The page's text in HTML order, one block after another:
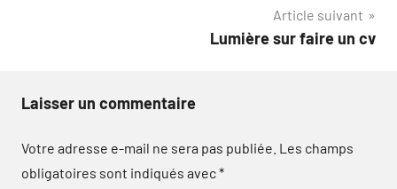
Article suivant
Lumière sur faire un cv
Laisser un commentaire
Votre adresse e-mail ne sera pas publiée. Les champs
obligatoires sont indiqués avec*